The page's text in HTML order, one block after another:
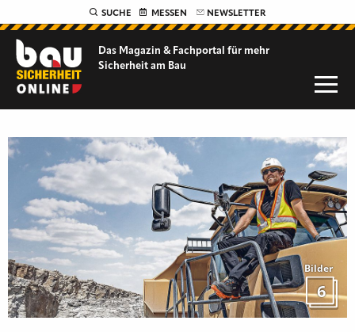
SUCHE MESSEN NEWSLETTER
Das Magazin & Fachportal für mehr
Sicherheit am Bau
Bilder
6